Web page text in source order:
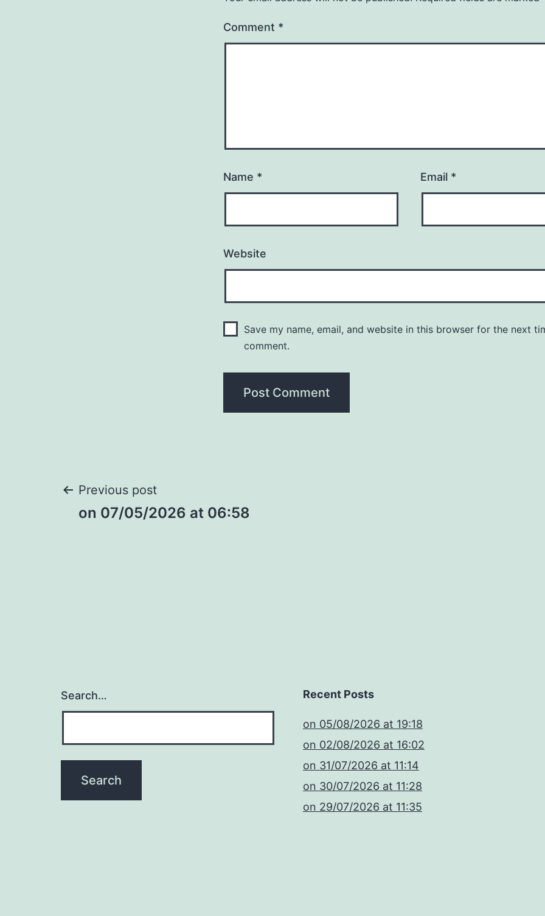
Comment *
Name * Email *
Website
Save my name, email, and website in this browser for the next
comment.
Post
Previous post
​on 07/05/2026 at 06:58
Search… Recent Posts
​on 05/08/2026 at 19:18
​on 02/08/2026 at 16:02
​on 31/07/2026 at 11:14
​on 30/07/2026 at 11:28
​on 29/07/2026 at 11:35